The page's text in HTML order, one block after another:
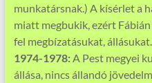
munkatársnak.) A kísérlet a
miatt megbukik, ezért
fel megbízatásukat, állásukat.
1974-1978:A Pest megyei
állása, nincs állandó